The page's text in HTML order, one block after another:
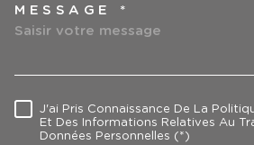
MESSAGE *
J'ai Pris Connaissance De La
Et Des Informations Relatives Au
Données Personnelles (*)